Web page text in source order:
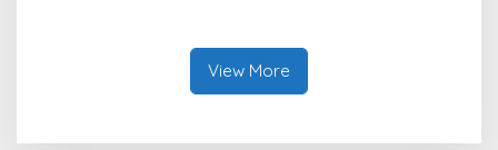
View More